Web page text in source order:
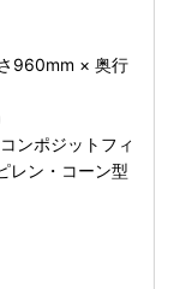
960mm × 奥行
ンポジットフィ
レン・コーン型